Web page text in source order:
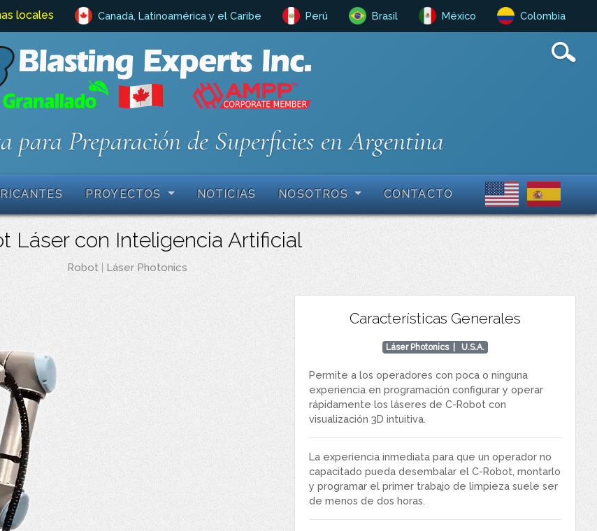
locales Canadá, Latinoamérica y el Caribe Perú Brasil México Colombia
para Preparación de Superficies en Argentina
PROYECTOS NOTICIAS NOSOTROS CONTACTO
Láser con Inteligencia Artificial
Robot | Láser Photonics
Características Generales
Láser Photonics| U.S.A.
Permite a los operadores con poca o ninguna
experiencia en programación configurar y operar
rápidamente los láseres de C-Robot con
visualización 3D intuitiva.
La experiencia inmediata para que un operador no
capacitado pueda desembalar el C-Robot, montarlo
y programar el primer trabajo de limpieza suele ser
de menos de dos horas.